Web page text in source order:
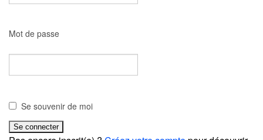
Mot de passe
Se souvenir de moi